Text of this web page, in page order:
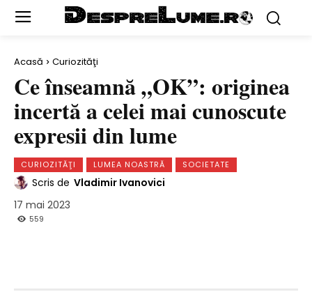
Acasă Curiozităţi
Ce înseamnă „OK”: originea
incertă a celei mai cunoscute
expresii din lume
CURIOZITĂŢI LUMEA NOASTRĂ SOCIETATE
Scris de Vladimir Ivanovici
17 mai 2023
559